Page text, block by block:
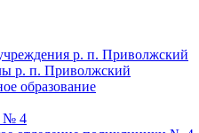
р. п. Приволжский
р. п. Приволжский
образование
№ 4